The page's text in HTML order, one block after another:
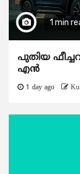
1 min
പുതിയ
എൻ
1 day ago